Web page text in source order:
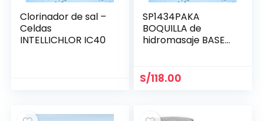
Clorinador de sal –
Celdas
INTELLICHLOR IC40
SP1434PAKA
BOQUILLA de
hidromasaje BASE
S/118.00